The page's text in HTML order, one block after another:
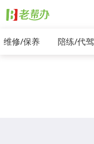
维修/保养 陪练/代驾